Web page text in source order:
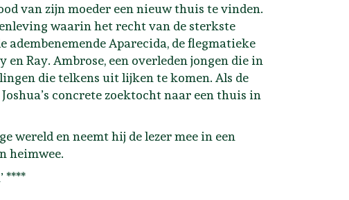
van zijn moeder een nieuw thuis te vinden.
waarin het recht van de sterkste
Aparecida, de flegmatieke
Ray. Ambrose, een overleden jongen die in
die telkens uit lijken te komen. Als de
concrete zoektocht naar een thuis in
wereld en neemt hij de lezer mee in een
heimwee.
****